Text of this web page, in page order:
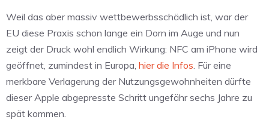
Weil das aber massiv wettbewerbsschädlich ist, war der
EU diese Praxis schon lange ein Dorn im Auge und nun
zeigt der Druck wohl endlich Wirkung: NFC am iPhone wird
geöffnet, zumindest in Europa, hier die Infos . Für eine
merkbare Verlagerung der Nutzungsgewohnheiten dürfte
dieser Apple abgepresste Schritt ungefähr sechs Jahre zu
spät kommen.